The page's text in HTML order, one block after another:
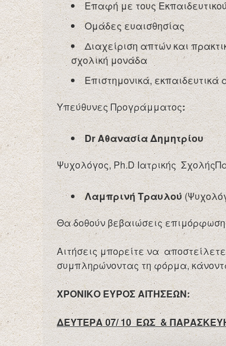
Επαφή με τους
Ομάδες ευαισθησίας
Διαχείριση απτών και
σχολική μονάδα
Επιστημονικά, εκπαιδευτικά
Υπεύθυνες Προγράμματος:
DrΑθανασία Δημητρίου
Ψυχολόγος, Ph.D Ιατρικής
Λαμπρινή Τραυλού
Θα δοθούν βεβαιώσεις
Αιτήσεις μπορείτε να αποστείλετε
συμπληρώνοντας τη φόρμα,
ΧΡΟΝΙΚΟ ΕΥΡΟΣ ΑΙΤΗΣΕΩΝ:
ΔΕΥΤΕΡΑ 07/ 10 ΈΩΣ &